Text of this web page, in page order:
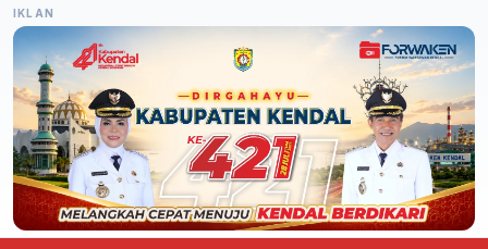
IKLAN